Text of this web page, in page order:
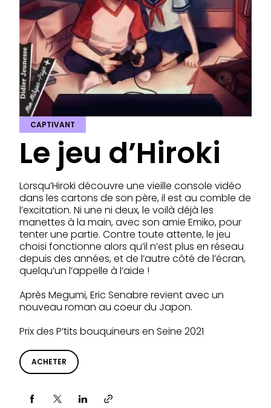
CAPTIVANT
Le jeu d’Hiroki
Lorsqu’Hiroki découvre une vieille console vidéo
dans les cartons de son père, il est au comble de
l’excitation. Ni une ni deux, le voilà déjà les
manettes à la main, avec son amie Emiko, pour
tenter une partie. Contre toute attente, le jeu
choisi fonctionne alors qu’il n’est plus en réseau
depuis des années, et de l’autre côté de l’écran,
quelqu’un l’appelle à l’aide !
Après Megumi, Eric Senabre revient avec un
nouveau roman au coeur du Japon.
Prix des P’tits bouquineurs en Seine 2021
ACHETER
Partager via